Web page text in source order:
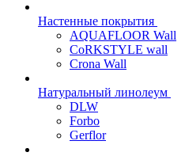
Настенные покрытия
AQUAFLOOR Wall
CoRKSTYLE wall
Crona Wall
Натуральный линолеум
DLW
Forbo
Gerflor